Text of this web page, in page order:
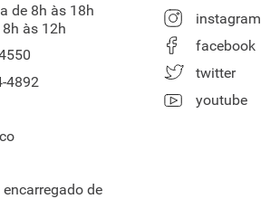
de 8h às 18h
às 12h
4892
de
instagram
facebook
twitter
youtube